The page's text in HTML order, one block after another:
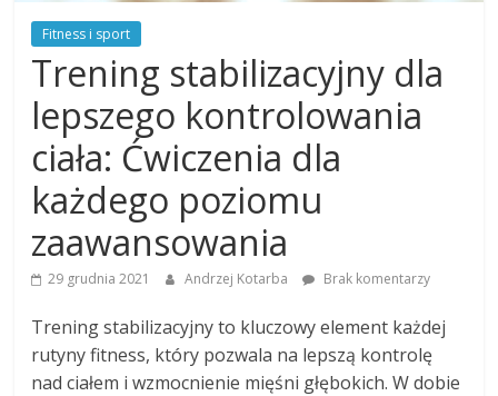
Fitness i sport
Trening stabilizacyjny dla
lepszego kontrolowania
ciała: Ćwiczenia dla
każdego poziomu
zaawansowania
29 grudnia 2021 Andrzej Kotarba Brak komentarzy
Trening stabilizacyjny to kluczowy element każdej
rutyny fitness, który pozwala na lepszą kontrolę
nad ciałem i wzmocnienie mięśni głębokich. W dobie